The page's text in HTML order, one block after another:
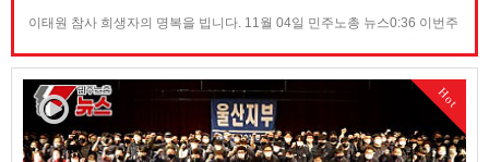
이태원 참사 희생자의 명복을 빕니다. 11월 04일 민주노총 뉴스0:36 이번주
은? 3:52 11.12 전국노동자대회 일주일 앞으로... 민주노총의 요구는? 7:00
10만 총궐기 성사를 위한 240시간 집중행동 8:38 공공부문 노동자들의 투
쟁 10:39 지역 대학병원의 무능…
Hot